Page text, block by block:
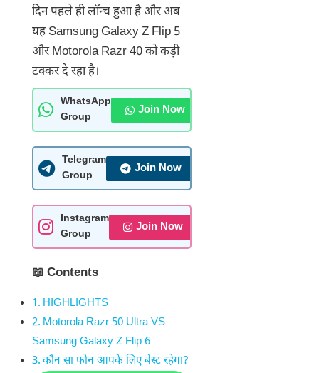
दिन पहले ही लॉन्च हुआ है और अब
यह Samsung Galaxy Z Flip 5
और Motorola Razr 40 को कड़ी
टक्कर दे रहा है।
WhatsApp
Group
Join Now
Telegram
Group
Join Now
Instagram
Group
Join Now
📖 Contents
HIGHLIGHTS
Motorola Razr 50 Ultra VS
Samsung Galaxy Z Flip 6
कौन सा फोन आपके लिए बेस्ट रहेगा?